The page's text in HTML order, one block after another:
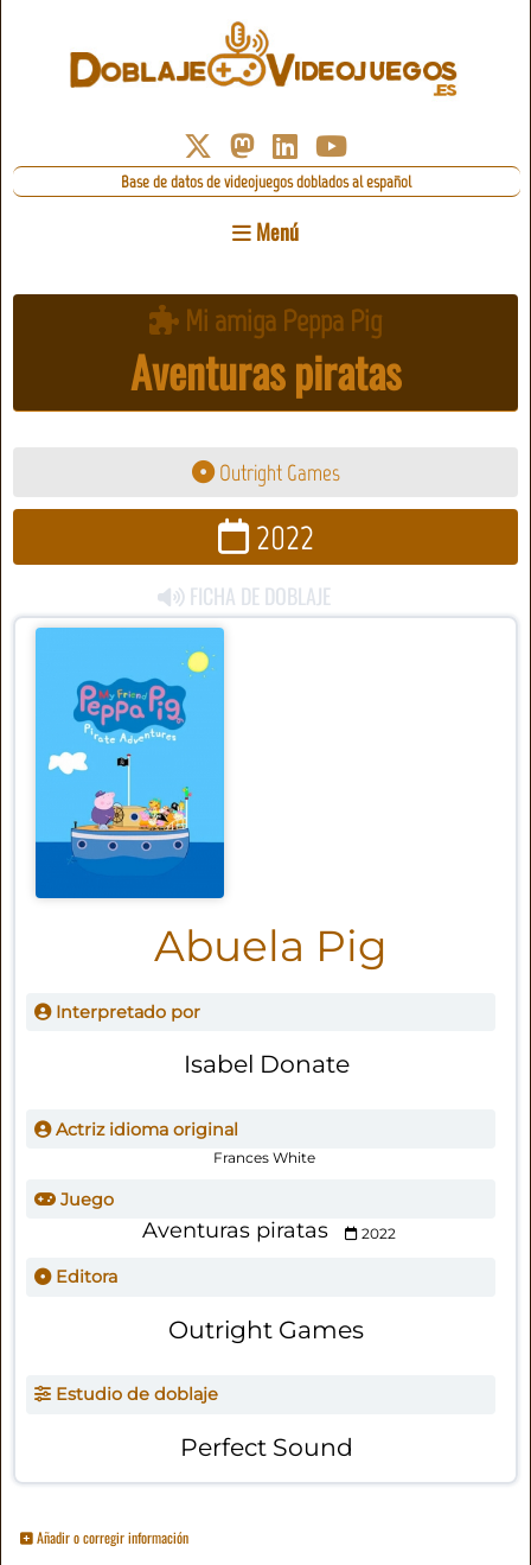
Base de datos de videojuegos doblados al español
Menú
Mi amiga Peppa Pig
Aventuras piratas
Outright Games
2022
FICHA DE DOBLAJE
Abuela Pig
Interpretado por
Isabel Donate
Actriz idioma original
Frances White
Juego
Aventuras piratas 2022
Editora
Outright Games
Estudio de doblaje
Perfect Sound
Añadir o corregir información